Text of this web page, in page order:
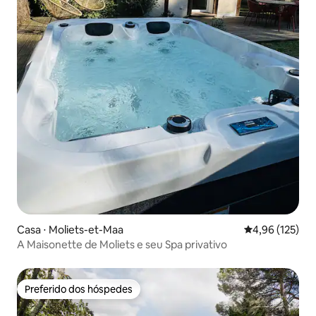
Casa ⋅ Moliets-et-Maa 4,96 de uma
4,96 (125)
A Maisonette de Moliets e seu Spa privativo
Preferido dos hóspedes
Preferido dos hóspedes